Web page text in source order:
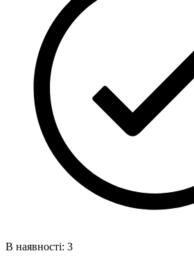
В наявності: 3